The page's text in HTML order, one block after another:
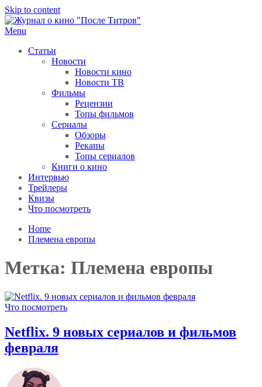
Skip to content
Menu
Статьи
Новости
Новости кино
Новости ТВ
Фильмы
Рецензии
Топы фильмов
Сериалы
Обзоры
Рекапы
Топы сериалов
Книги о кино
Интервью
Трейлеры
Квизы
Что посмотреть
Home
Племена европы
Метка: Племена европы
Что посмотреть
Netflix. 9 новых сериалов и фильмов
февраля